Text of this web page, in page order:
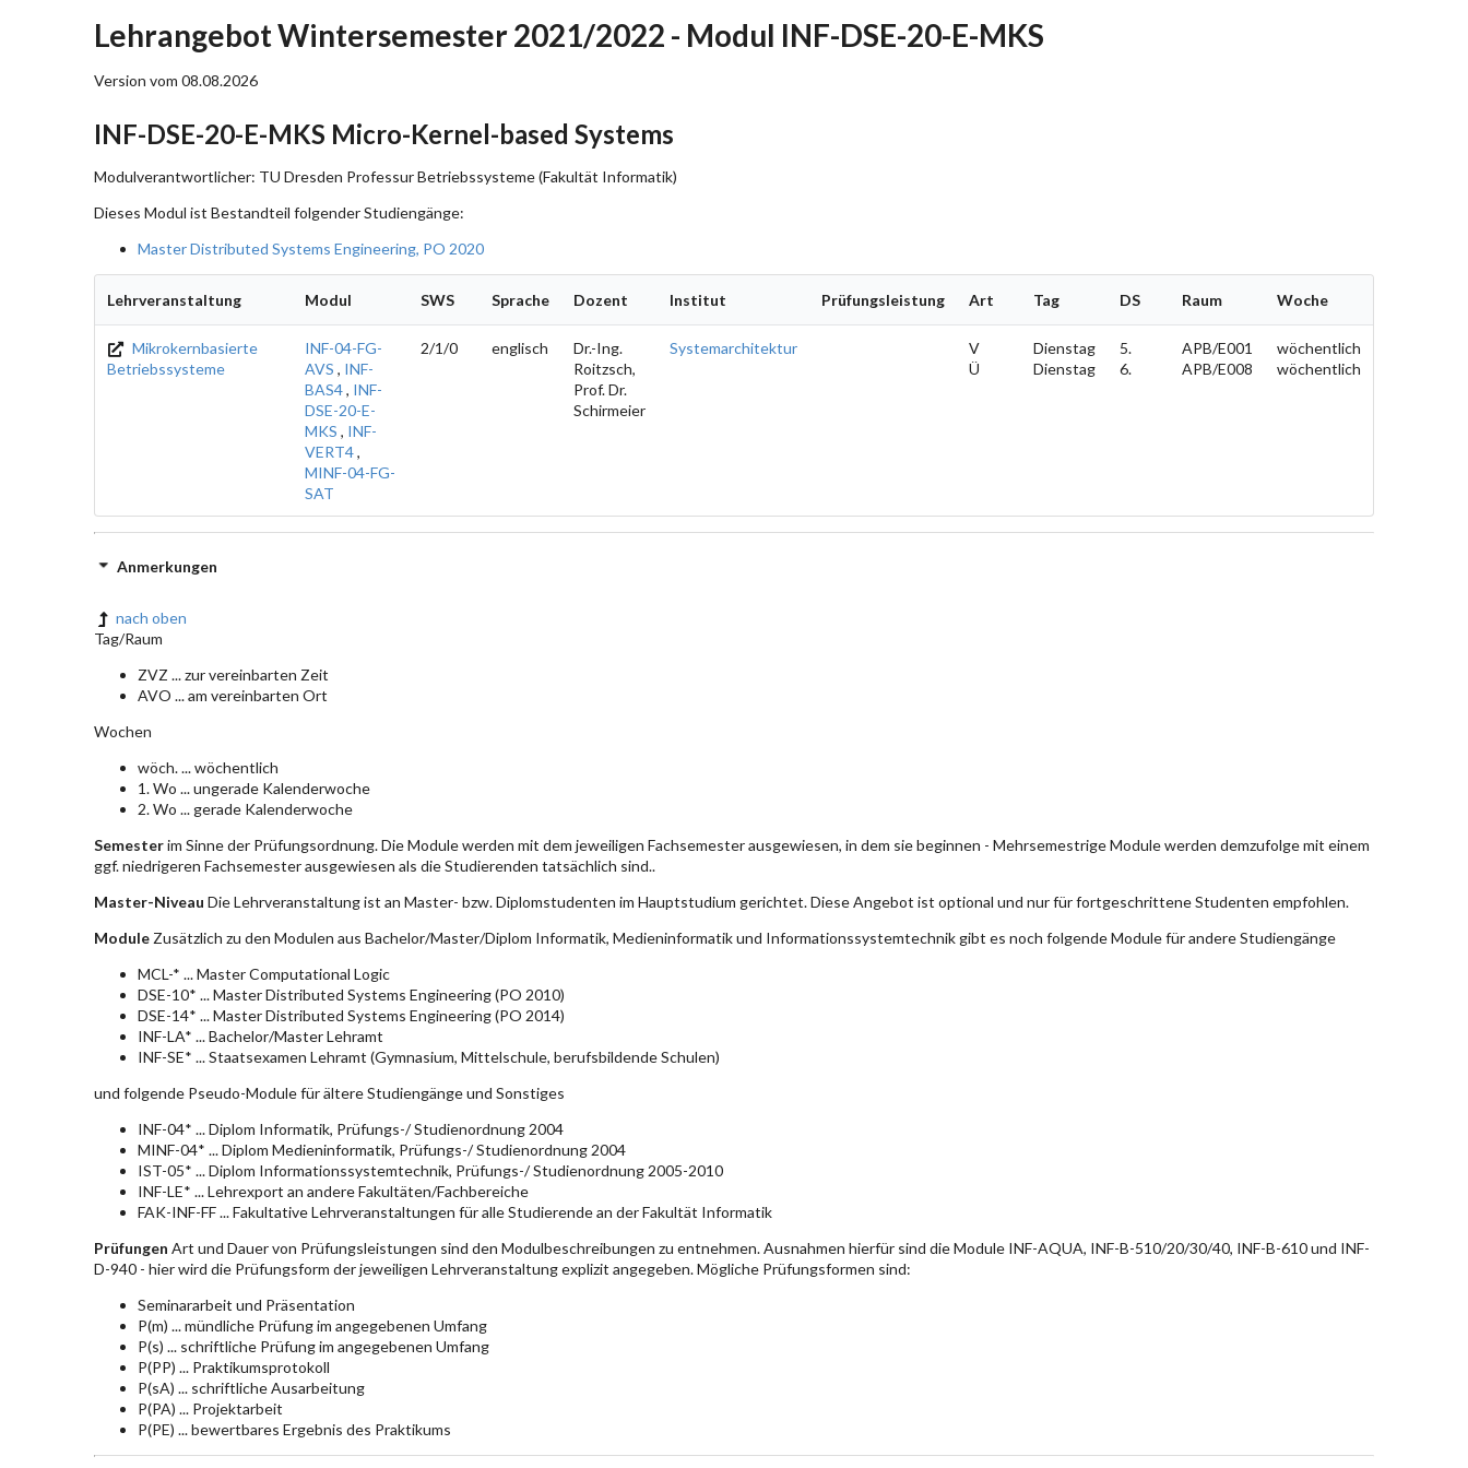
Lehrangebot Wintersemester 2021/2022 - Modul INF-DSE-20-E-MKS
Version vom 08.08.2026
INF-DSE-20-E-MKS Micro-Kernel-based Systems
Modulverantwortlicher: TU Dresden Professur Betriebssysteme (Fakultät Informatik)
Dieses Modul ist Bestandteil folgender Studiengänge:
Master Distributed Systems Engineering, PO 2020
Lehrveranstaltung Modul SWS Sprache Dozent Institut Prüfungsleistung Art Tag DS Raum Woche
Mikrokernbasierte
Betriebssysteme
INF-04-FG-
AVS , INF-
BAS4, INF-
DSE-20-E-
MKS , INF-
VERT4,
MINF-04-FG-
SAT
2/1/0 englisch
Dr.-Ing.
Roitzsch,
Prof. Dr.
Schirmeier
Systemarchitektur
V
Ü
Dienstag
Dienstag
5.
6.
APB/E001
APB/E008
wöchentlich
wöchentlich
Anmerkungen
nach oben
Tag/Raum
ZVZ ... zur vereinbarten Zeit
AVO ... am vereinbarten Ort
Wochen
wöch. ... wöchentlich
1. Wo ... ungerade Kalenderwoche
2. Wo ... gerade Kalenderwoche
Semesterim Sinne der Prüfungsordnung. Die Module werden mit dem jeweiligen Fachsemester ausgewiesen, in dem sie beginnen - Mehrsemestrige Module werden demzufolge mit einem
ggf. niedrigeren Fachsemester ausgewiesen als die Studierenden tatsächlich sind..
Master-Niveau Die Lehrveranstaltung ist an Master- bzw. Diplomstudenten im Hauptstudium gerichtet. Diese Angebot ist optional und nur für fortgeschrittene Studenten empfohlen.
ModuleZusätzlich zu den Modulen aus Bachelor/Master/Diplom Informatik, Medieninformatik und Informationssystemtechnik gibt es noch folgende Module für andere Studiengänge
MCL-* ... Master Computational Logic
DSE-10* ... Master Distributed Systems Engineering (PO 2010)
DSE-14* ... Master Distributed Systems Engineering (PO 2014)
INF-LA* ... Bachelor/Master Lehramt
INF-SE* ... Staatsexamen Lehramt (Gymnasium, Mittelschule, berufsbildende Schulen)
und folgende Pseudo-Module für ältere Studiengänge und Sonstiges
INF-04* ... Diplom Informatik, Prüfungs-/ Studienordnung 2004
MINF-04* ... Diplom Medieninformatik, Prüfungs-/ Studienordnung 2004
IST-05* ... Diplom Informationssystemtechnik, Prüfungs-/ Studienordnung 2005-2010
INF-LE* ... Lehrexport an andere Fakultäten/Fachbereiche
FAK-INF-FF ... Fakultative Lehrveranstaltungen für alle Studierende an der Fakultät Informatik
Prüfungen Art und Dauer von Prüfungsleistungen sind den Modulbeschreibungen zu entnehmen. Ausnahmen hierfür sind die Module INF-AQUA, INF-B-510/20/30/40, INF-B-610 und INF-
D-940 - hier wird die Prüfungsform der jeweiligen Lehrveranstaltung explizit angegeben. Mögliche Prüfungsformen sind:
Seminararbeit und Präsentation
P(m) ... mündliche Prüfung im angegebenen Umfang
P(s) ... schriftliche Prüfung im angegebenen Umfang
P(PP) ... Praktikumsprotokoll
P(sA) ... schriftliche Ausarbeitung
P(PA) ... Projektarbeit
P(PE) ... bewertbares Ergebnis des Praktikums